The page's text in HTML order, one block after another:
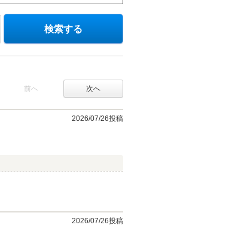
検索する
前へ 次へ
2026/07/26投稿
2026/07/26投稿